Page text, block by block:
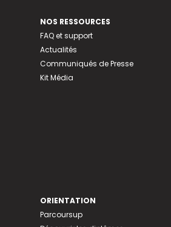
NOS RESSOURCES
FAQ et support
Actualités
Communiqués de Presse
Kit Média
ORIENTATION
Parcoursup